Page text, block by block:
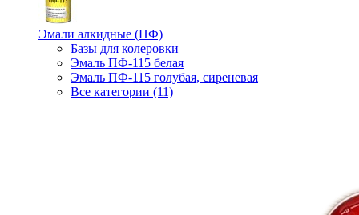
Эмали алкидные (ПФ)
Базы для колеровки
Эмаль ПФ-115 белая
Эмаль ПФ-115 голубая, сиреневая
Все категории (11)